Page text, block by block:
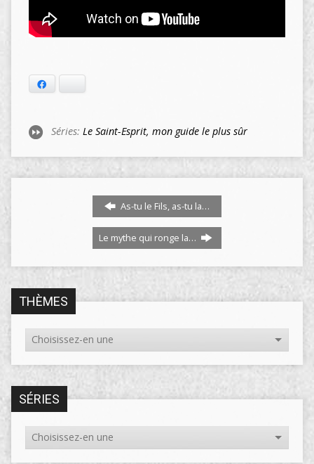
Séries: Le Saint-Esprit, mon guide le plus sûr
As-tu le Fils, as-tu la…
Le mythe qui ronge la…
THÈMES
SÉRIES